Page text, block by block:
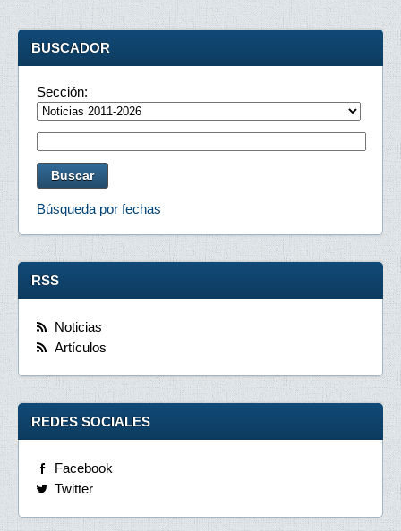
BUSCADOR
Sección:
Búsqueda por fechas
RSS
Noticias
Artículos
REDES SOCIALES
Facebook
Twitter